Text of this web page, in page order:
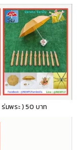
มพระ ) 50 บาท